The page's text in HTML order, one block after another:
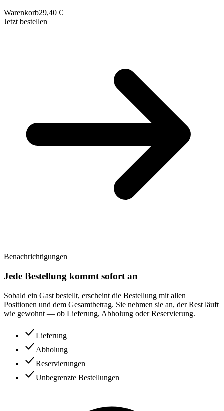
Warenkorb29,40 €
Jetzt bestellen
Benachrichtigungen
Jede Bestellung kommt sofort an
Sobald ein Gast bestellt, erscheint die Bestellung mit allen
Positionen und dem Gesamtbetrag. Sie nehmen sie an, der Rest läuft
wie gewohnt — ob Lieferung, Abholung oder Reservierung.
Lieferung
Abholung
Reservierungen
Unbegrenzte Bestellungen